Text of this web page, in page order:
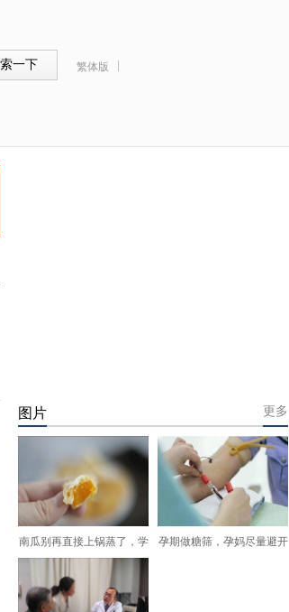
繁体版
图片 更多
南瓜别再直接上锅蒸了，学 孕期做糖筛，孕妈尽量避开